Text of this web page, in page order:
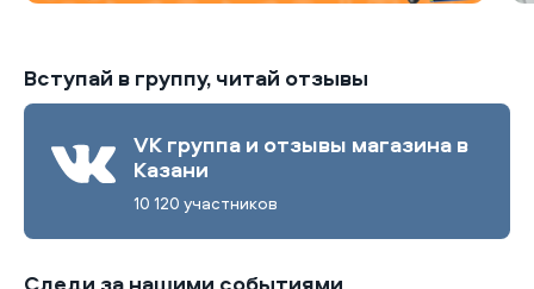
Вступай в группу, читай отзывы
VK группа и отзывы магазина в
Казани
10 120 участников